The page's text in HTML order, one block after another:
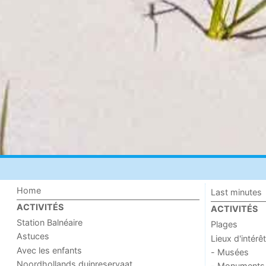
Home
ACTIVITÉS
Station Balnéaire
Astuces
Avec les enfants
Last minutes
ACTIVITÉS
Plages
Lieux d'intérêt
- Musées